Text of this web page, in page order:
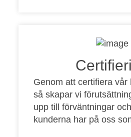
Genom att certifiera vår
så skapar vi
upp till förväntningar
kunderna har på oss